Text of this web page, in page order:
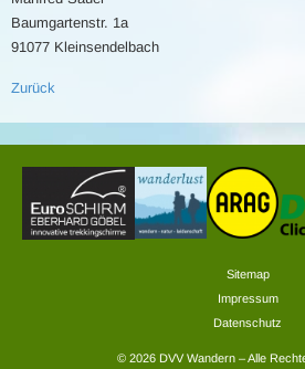
Baumgartenstr. 1a
91077 Kleinsendelbach
Zurück
Sitemap
Impressum
Datenschutz
© 2026 DVV Wandern – Alle